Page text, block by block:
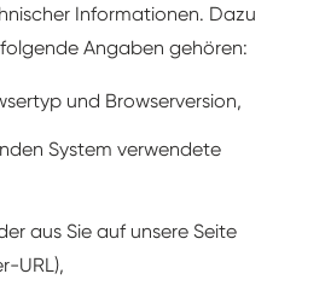
Informationen. Dazu
Angaben gehören:
und Browserversion,
System verwendete
aus Sie auf unsere Seite
URL),